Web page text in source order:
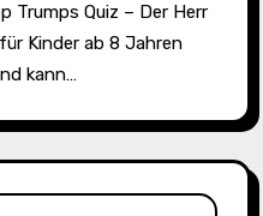
Trumps Quiz – Der Herr
Kinder ab 8 Jahren
kann…